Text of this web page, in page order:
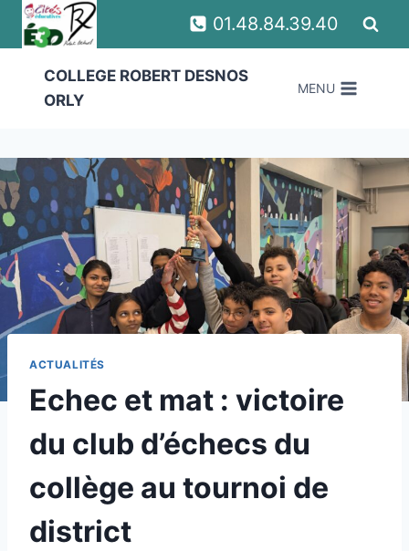
Aller
01.48.84.39.40
COLLEGE ROBERT DESNOS
ORLY
MENU
ACTUALITÉS
Echec et mat : victoire
du club d’échecs du
collège au tournoi de
district